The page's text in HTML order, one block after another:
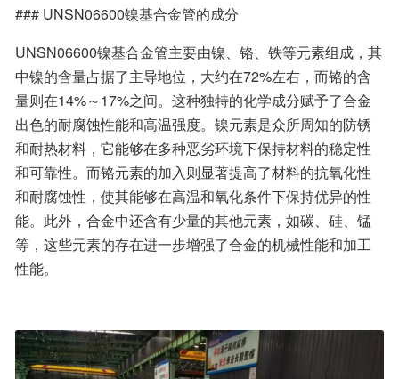
### UNSN06600镍基合金管的成分
UNSN06600镍基合金管主要由镍、铬、铁等元素组成，其
中镍的含量占据了主导地位，大约在72%左右，而铬的含
量则在14%～17%之间。这种独特的化学成分赋予了合金
出色的耐腐蚀性能和高温强度。镍元素是众所周知的防锈
和耐热材料，它能够在多种恶劣环境下保持材料的稳定性
和可靠性。而铬元素的加入则显著提高了材料的抗氧化性
和耐腐蚀性，使其能够在高温和氧化条件下保持优异的性
能。此外，合金中还含有少量的其他元素，如碳、硅、锰
等，这些元素的存在进一步增强了合金的机械性能和加工
性能。